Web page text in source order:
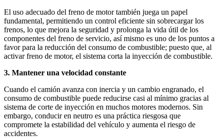
El uso adecuado del freno de motor también juega un papel
fundamental, permitiendo un control eficiente sin sobrecargar los
frenos, lo que mejora la seguridad y prolonga la vida útil de los
componentes del freno de servicio, así mismo es uno de los puntos a
favor para la reducción del consumo de combustible; puesto que, al
activar freno de motor, el sistema corta la inyección de combustible.
3. Mantener una velocidad constante
Cuando el camión avanza con inercia y un cambio engranado, el
consumo de combustible puede reducirse casi al mínimo gracias al
sistema de corte de inyección en muchos motores modernos. Sin
embargo, conducir en neutro es una práctica riesgosa que
compromete la estabilidad del vehículo y aumenta el riesgo de
accidentes.